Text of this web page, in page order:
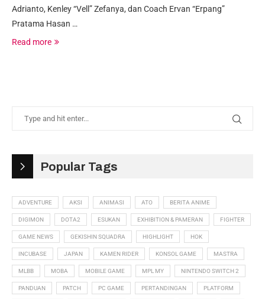
Adrianto, Kenley “Vell” Zefanya, dan Coach Ervan “Erpang”
Pratama Hasan …
Read more
Popular Tags
ADVENTURE AKSI ANIMASI ATO BERITA ANIME
DIGIMON DOTA2 ESUKAN EXHIBITION & PAMERAN FIGHTER
GAME NEWS GEKISHIN SQUADRA HIGHLIGHT HOK
INCUBASE JAPAN KAMEN RIDER KONSOL GAME MASTRA
MLBB MOBA MOBILE GAME MPL MY NINTENDO SWITCH 2
PANDUAN PATCH PC GAME PERTANDINGAN PLATFORM